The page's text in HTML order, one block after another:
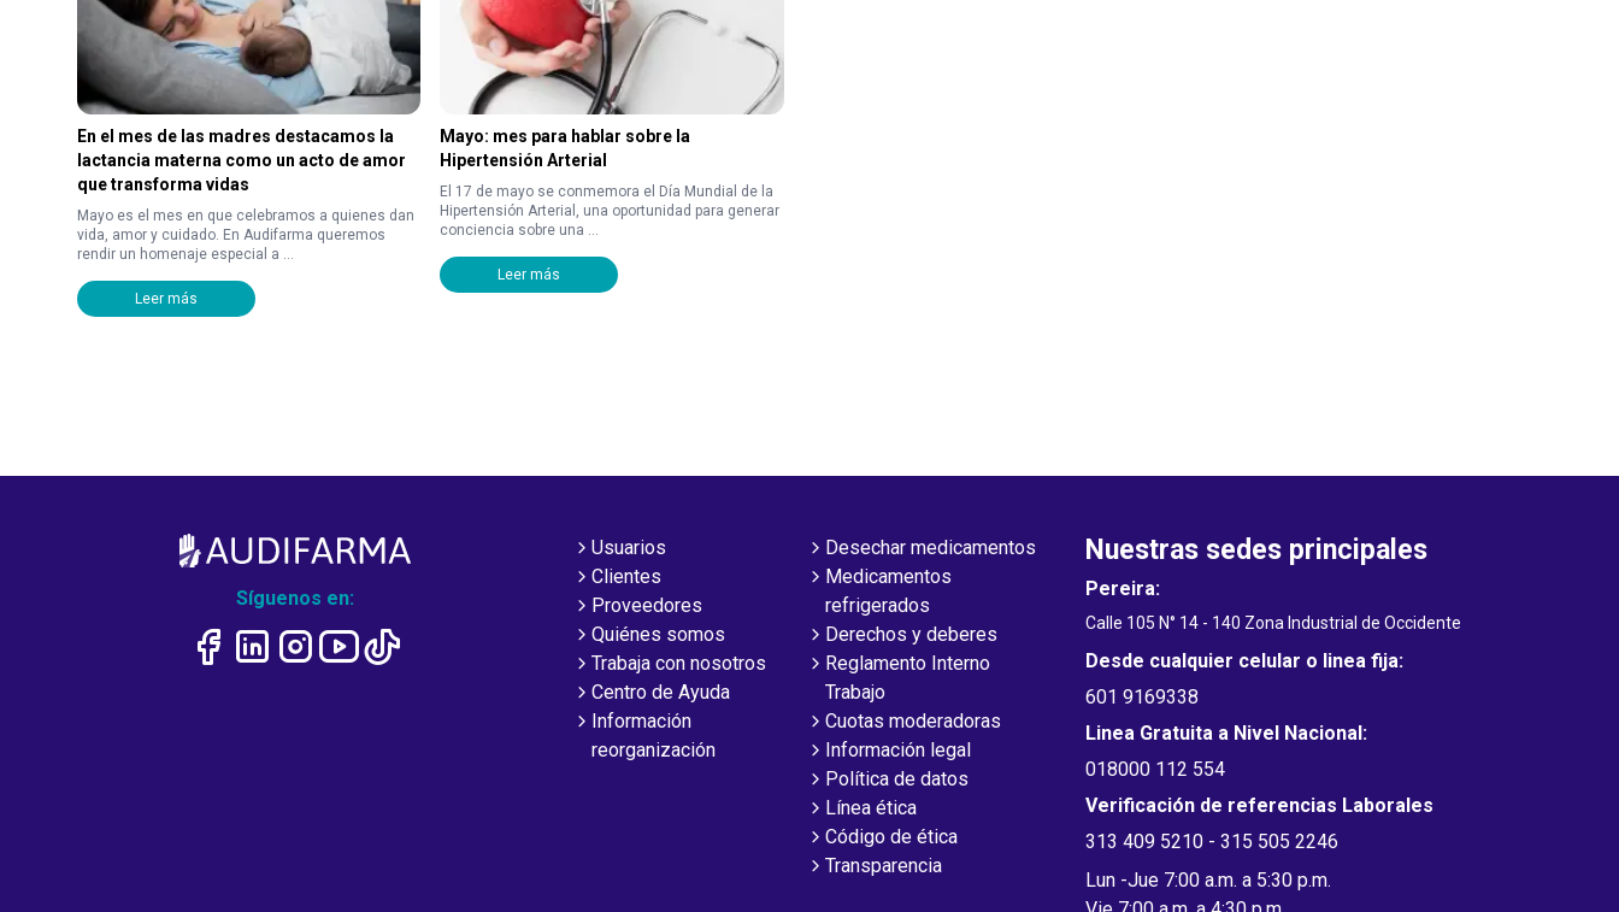
En el mes de las madres destacamos la
lactancia materna como un acto de amor
que transforma vidas
Mayo es el mes en que celebramos a quienes dan
vida, amor y cuidado. En Audifarma queremos
rendir un homenaje especial a ...
Leer más
Mayo: mes para hablar sobre la
Hipertensión Arterial
El 17 de mayo se conmemora el Día Mundial de la
Hipertensión Arterial, una oportunidad para generar
conciencia sobre una ...
Leer más
Síguenos en:
Usuarios
Clientes
Proveedores
Quiénes somos
Trabaja con nosotros
Centro de Ayuda
Información
reorganización
Desechar medicamentos
Medicamentos
refrigerados
Derechos y deberes
Reglamento Interno
Trabajo
Cuotas moderadoras
Información legal
Política de datos
Línea ética
Código de ética
Transparencia
Nuestras sedes principales
Pereira:
Calle 105 N° 14 - 140 Zona Industrial de Occidente
Desde cualquier celular o linea fija:
601 9169338
Linea Gratuita a Nivel Nacional:
018000 112 554
Verificación de referencias Laborales
313 409 5210 - 315 505 2246
Lun -Jue 7:00 a.m. a 5:30 p.m.